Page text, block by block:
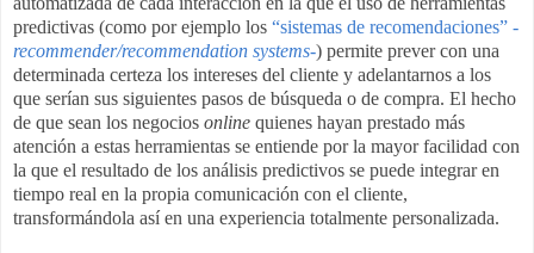
predictivas (como por ejemplo los “sistemas de recomendaciones” -
recommender/recommendation systems-) permite prever con una
determinada certeza los intereses del cliente y adelantarnos a los
que serían sus siguientes pasos de búsqueda o de compra. El hecho
de que sean los negocios online quienes hayan prestado más
atención a estas herramientas se entiende por la mayor facilidad con
la que el resultado de los análisis predictivos se puede integrar en
tiempo real en la propia comunicación con el cliente,
transformándola así en una experiencia totalmente personalizada.